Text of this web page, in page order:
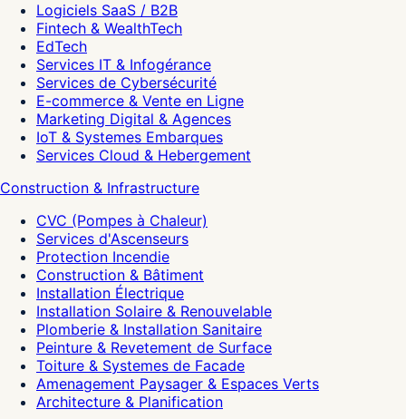
Logiciels SaaS / B2B
Fintech & WealthTech
EdTech
Services IT & Infogérance
Services de Cybersécurité
E-commerce & Vente en Ligne
Marketing Digital & Agences
IoT & Systemes Embarques
Services Cloud & Hebergement
Construction & Infrastructure
CVC (Pompes à Chaleur)
Services d'Ascenseurs
Protection Incendie
Construction & Bâtiment
Installation Électrique
Installation Solaire & Renouvelable
Plomberie & Installation Sanitaire
Peinture & Revetement de Surface
Toiture & Systemes de Facade
Amenagement Paysager & Espaces Verts
Architecture & Planification